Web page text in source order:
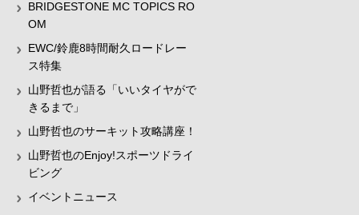
BRIDGESTONE MC TOPICS RO
OM
EWC/鈴鹿8時間耐久ロードレー
ス特集
山野哲也が語る「いいタイヤがで
きるまで」
山野哲也のサーキット攻略講座！
山野哲也のEnjoy!スポーツドライ
ビング
イベントニュース